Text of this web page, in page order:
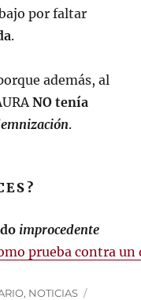
por faltar
.
además, al
NO tenía
.
improcedente
prueba contra un
, NOTICIAS